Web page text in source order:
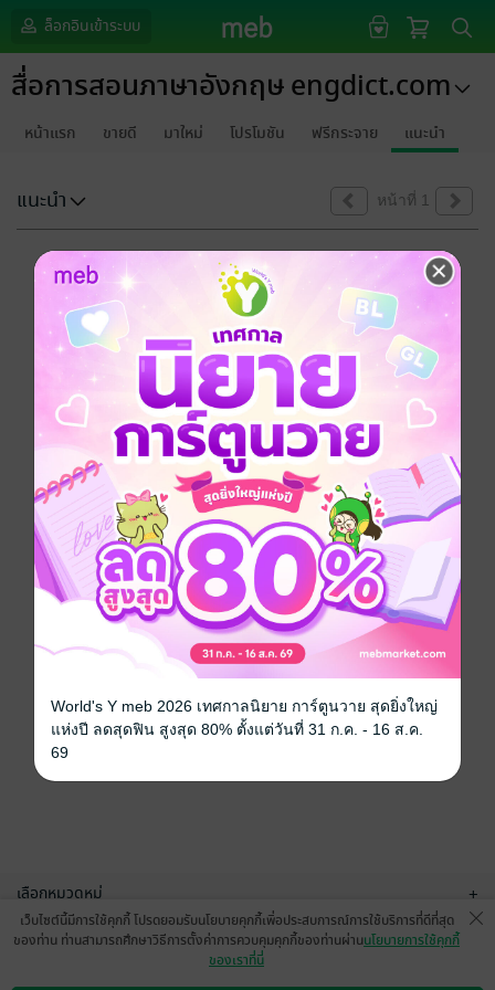
ล็อกอินเข้าระบบ
สื่อการสอนภาษาอังกฤษ engdict.com
หน้าแรก ขายดี มาใหม่ โปรโมชัน ฟรีกระจาย แนะนำ
แนะนำ หน้าที่ 1
ขออภัยด้วยนะคะ
ไม่พบข้อมูลในหัวข้อที่คุณกำลังชมค่ะ
เลือกหมวดหมู่ +
บริการช่วยเหลือ
เว็บไซต์นี้มีการใช้คุกกี้ โปรดยอมรับนโยบายคุกกี้เพื่อประสบการณ์การใช้บริการที่ดีที่สุด
ของท่าน ท่านสามารถศึกษาวิธีการตั้งค่าการควบคุมคุกกี้ของท่านผ่านนโยบายการใช้คุกกี้
ของเราที่นี่
World's Y meb 2026 เทศกาลนิยาย การ์ตูนวาย สุดยิ่งใหญ่
แห่งปี ลดสุดฟิน สูงสุด 80% ตั้งแต่วันที่ 31 ก.ค. - 16 ส.ค.
69